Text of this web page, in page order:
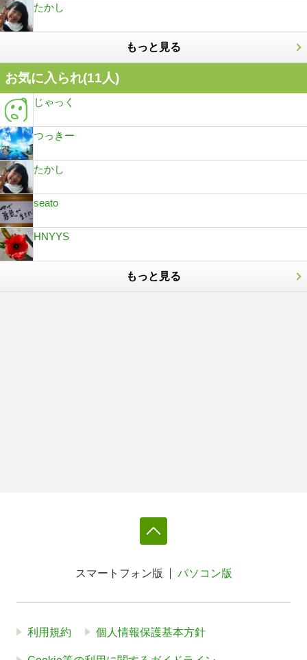
たかし
もっと見る
お気に入られ(11人)
じゃっく
つっきー
たかし
seato
HNYYS
もっと見る
スマートフォン版 パソコン版
利用規約 個人情報保護基本方針